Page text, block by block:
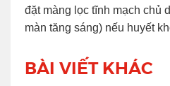
đặt màng lọc tĩnh mạch chủ
màn tăng sáng) nếu huyết
BÀI VIẾT KHÁC